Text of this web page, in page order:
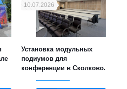
10.07.2026
Установка модульных
подиумов для
конференции в Сколково.